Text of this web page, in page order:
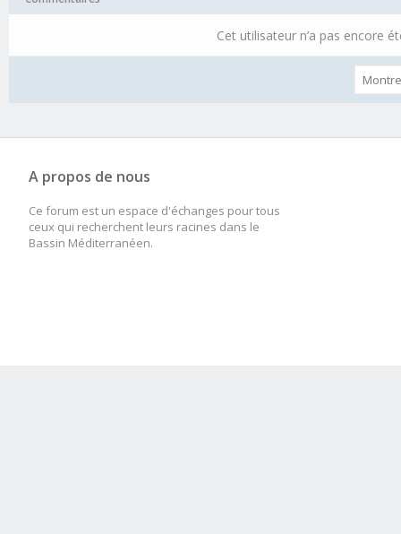
Cet utilisateur n’a pas encore
A propos de nous
Ce forum est un espace d'échanges pour tous
ceux qui recherchent leurs racines dans le
Bassin Méditerranéen.